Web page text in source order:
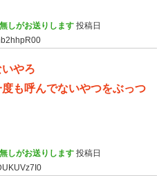
しがお送りします 投稿日
やろ
も呼んでないやつをぶっつ
しがお送りします 投稿日